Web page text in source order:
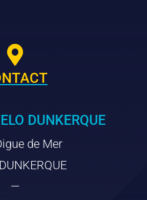

DUNKERQUE
de Mer
—